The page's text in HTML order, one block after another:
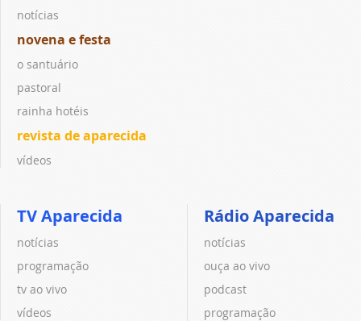
notícias
novena e festa
o santuário
pastoral
rainha hotéis
revista de aparecida
vídeos
TV Aparecida
notícias
programação
tv ao vivo
vídeos
Rádio Aparecida
notícias
ouça ao vivo
podcast
programação